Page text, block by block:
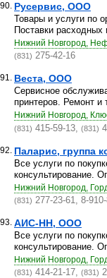
90. Русервис, ООО
Товары и услуги по
Поставки расходных
Нижний Новгород,
(831) 275-42-16
91. Веста, ООО
Сервисное
принтеров. Ремонт и
Нижний Новгород,
(831) 415-59-13, (831)
92. Паларис, группа
Все услуги по
консультирование.
Нижний Новгород,
(831) 277-23-61, 8-
93. АИС-НН, ООО
Все услуги по
консультирование.
Нижний Новгород,
(831) 414-21-17, (831)